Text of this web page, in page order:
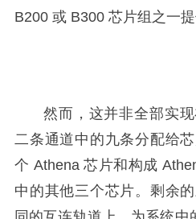
B200 或 B300 芯片组之一
然而，这并非全部实
二条通道中的九条分配给
个 Athena 芯片和构成
中的其他三个芯片。剩余